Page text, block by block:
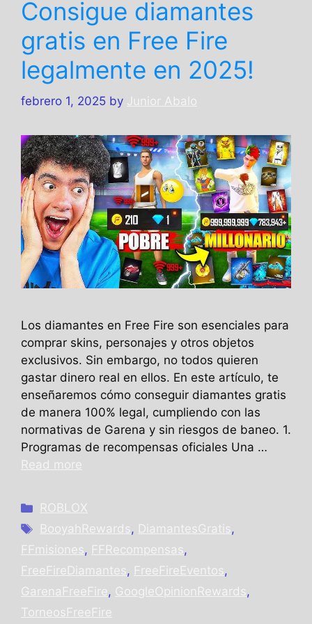
Consigue diamantes
gratis en Free Fire
legalmente en 2025!
febrero 1, 2025 by Junior Abalo
Los diamantes en Free Fire son esenciales para
comprar skins, personajes y otros objetos
exclusivos. Sin embargo, no todos quieren
gastar dinero real en ellos. En este artículo, te
enseñaremos cómo conseguir diamantes gratis
de manera 100% legal, cumpliendo con las
normativas de Garena y sin riesgos de baneo. 1.
Programas de recompensas oficiales Una …
Read more
Categories
ROBLOX
Tags
BooyahRewards, DiamantesGratis,
FFmisiones, FFRecompensas,
FreeFireDiamantes, FreeFireEventos,
GarenaFreeFire, GoogleOpinionRewards,
TorneosFreeFire